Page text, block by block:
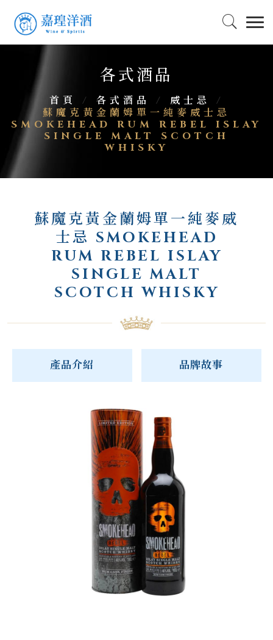
各式酒品
首頁 / 各式酒品 / 威士忌
/
蘇魔克黃金蘭姆單一純麥威士忌
SMOKEHEAD RUM REBEL ISLAY
SINGLE MALT SCOTCH
WHISKY
蘇魔克黃金蘭姆單一純麥威
士忌 SMOKEHEAD
RUM REBEL ISLAY
SINGLE MALT
SCOTCH WHISKY
產品介紹 品牌故事